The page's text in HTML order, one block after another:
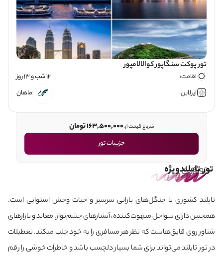
تور پوکت سنگاپور کوالالامپور
اقامت:
12 شب و 13 روز
ایرلاین:
ماهان
شروع قیمت از:163,500,000 تومان
جزییات تور
تورهایویژهتور تایلند
تایلند کشوری با جنگل‌های بارانی سرسبز و حیات وحش استوایی است.
همچنین دارای سواحل مبهوت‌کننده، آبشارهای چشم‌نواز، معابد و بازارهای
شناور روی قایق‌هاست که نظر هر مسافری را به خود جلب می‎کند. تعطیلات
در تور تایلند می‌‎تواند برای شما بسیار دلچسب باشد و خاطرات خوشی را رقم